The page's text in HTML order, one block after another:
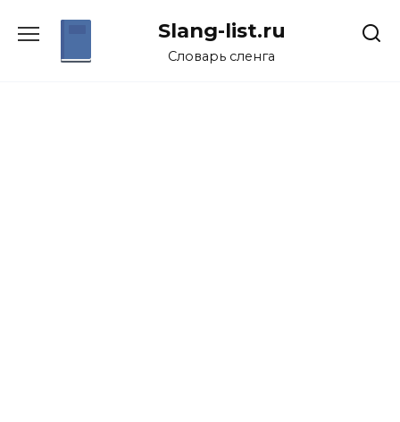
Slang-list.ru
Словарь сленга